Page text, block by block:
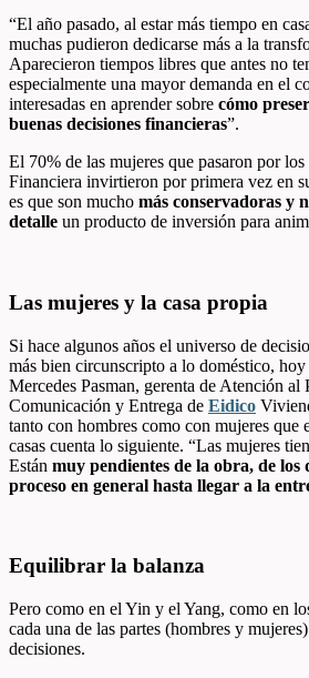
“El año pasado, al estar más tiempo en
muchas pudieron dedicarse más a la
Aparecieron tiempos libres que antes no
especialmente una mayor demanda en el
interesadas en aprender sobre cómo
buenas decisiones financieras”.
El 70% de las mujeres que pasaron por
Financiera invirtieron por primera vez en
es que son mucho más conservadoras y
detalle un producto de inversión para
Las mujeres y la casa propia
Si hace algunos años el universo de
más bien circunscripto a lo doméstico,
Mercedes Pasman, gerenta de Atención al
Comunicación y Entrega de Eidico
tanto con hombres como con mujeres que
casas cuenta lo siguiente. “Las mujeres
Están muy pendientes de la obra, de los
proceso en general hasta llegar a la
Equilibrar la balanza
Pero como en el Yin y el Yang, como en
cada una de las partes (hombres y
decisiones.